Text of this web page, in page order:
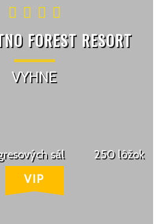
FOREST RESORT
VYHNE
sál 250 lôžok